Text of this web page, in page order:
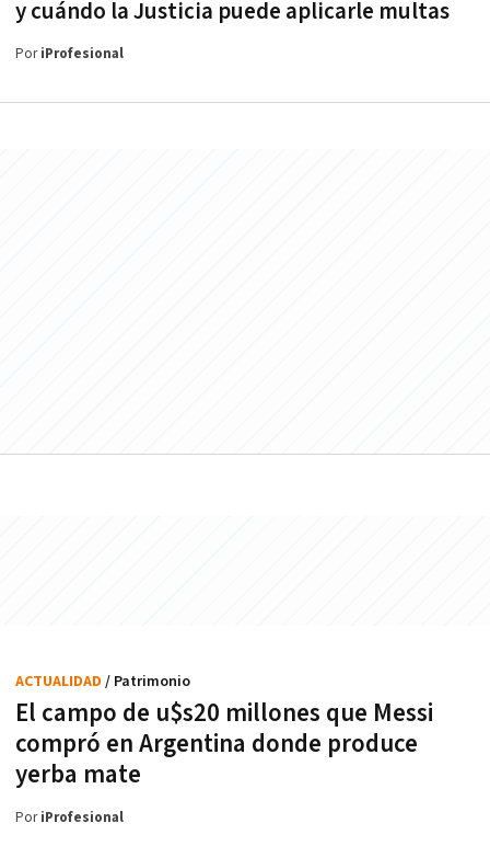
y cuándo la Justicia puede aplicarle multas
PoriProfesional
El campo de u$s20 millones que Messi
compró en Argentina donde produce
yerba mate
ACTUALIDAD / Patrimonio
PoriProfesional